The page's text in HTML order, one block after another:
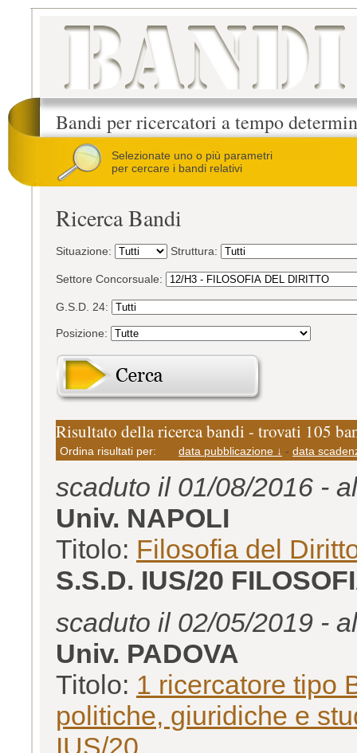
Bandi per ricercatori a tempo
Selezionate uno o più parametri
per cercare i bandi relativi
Ricerca Bandi
Situazione: Struttura:
Settore Concorsuale:
G.S.D. 24:
Posizione:
Risultato della ricerca bandi - trovati 105
Ordina risultati per: data pubblicazione ↓ - data
scaduto il 01/08/2016 -
Univ. NAPOLI
Titolo: Filosofia del
S.S.D. IUS/20
scaduto il 02/05/2019 -
Univ. PADOVA
Titolo: 1 ricercatore tipo
politiche, giuridiche e
IUS/20